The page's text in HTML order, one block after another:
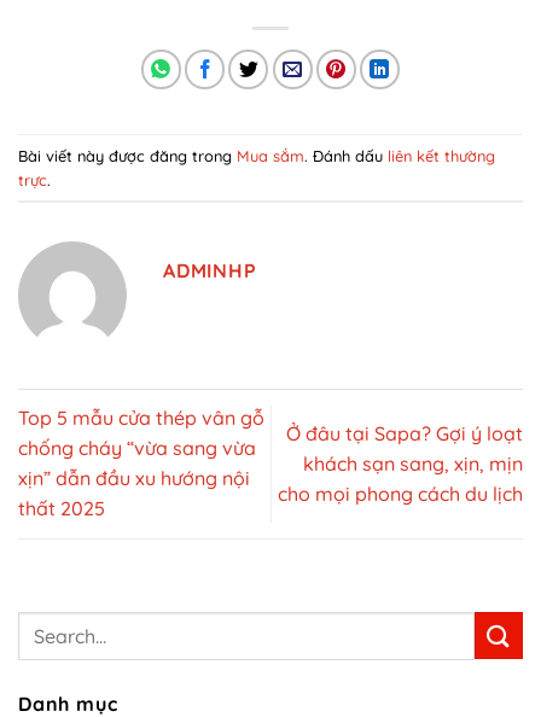
Bài viết này được đăng trong Mua sắm. Đánh dấu liên kết thường
trực.
ADMINHP
Top 5 mẫu cửa thép vân gỗ
chống cháy “vừa sang vừa
xịn” dẫn đầu xu hướng nội
thất 2025
Ở đâu tại Sapa? Gợi ý loạt
khách sạn sang, xịn, mịn
cho mọi phong cách du lịch
Danh mục